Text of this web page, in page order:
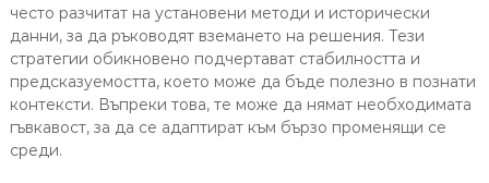
често разчитат на установени методи и исторически
данни, за да ръководят вземането на решения. Тези
стратегии обикновено подчертават стабилността и
предсказуемостта, което може да бъде полезно в познати
контексти. Въпреки това, те може да нямат необходимата
гъвкавост, за да се адаптират към бързо променящи се
среди.